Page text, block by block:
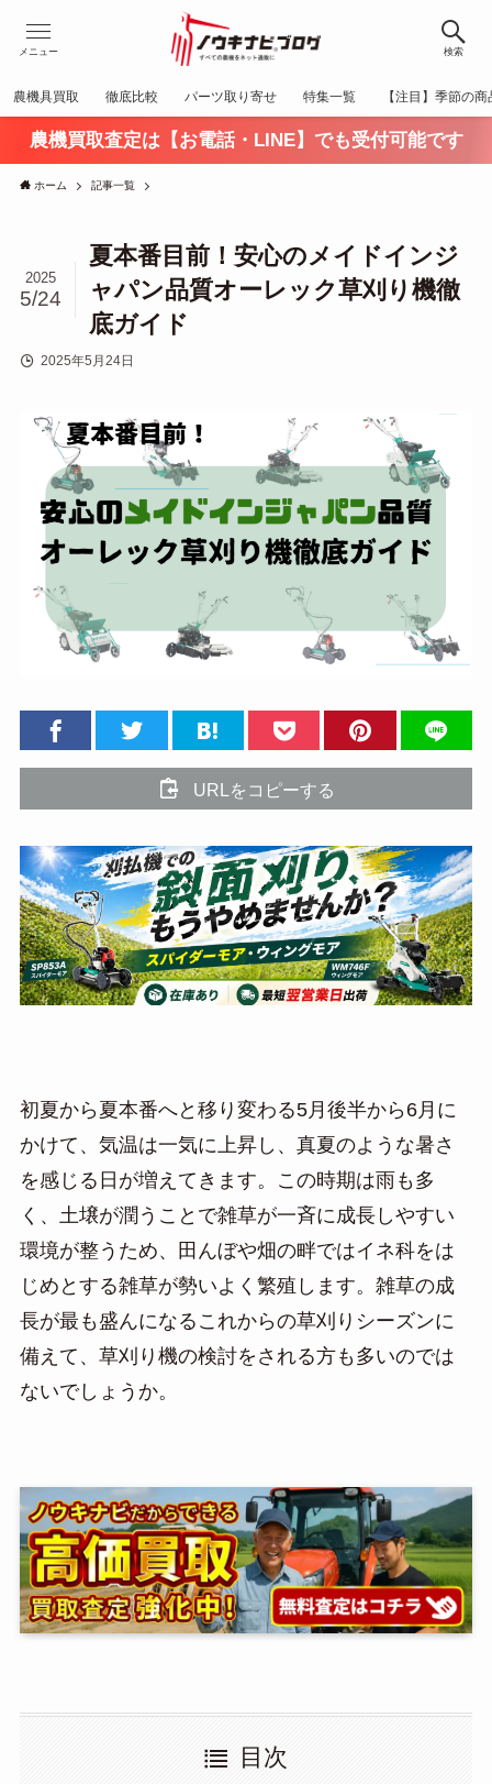
検索
メニュー
農機具買取 徹底比較 パーツ取り寄せ 特集一覧 【注目】季節の商
農機買取査定は【お電話・LINE】でも受付可能です
ホーム 記事一覧
夏本番目前！安心のメイドインジ
ャパン品質オーレック草刈り機徹
底ガイド
2025
5/24
2025年5月24日
URLをコピーする
初夏から夏本番へと移り変わる5月後半から6月に
かけて、気温は一気に上昇し、真夏のような暑さ
を感じる日が増えてきます。この時期は雨も多
く、土壌が潤うことで雑草が一斉に成長しやすい
環境が整うため、田んぼや畑の畔ではイネ科をは
じめとする雑草が勢いよく繁殖します。雑草の成
長が最も盛んになるこれからの草刈りシーズンに
備えて、草刈り機の検討をされる方も多いのでは
ないでしょうか。
目次